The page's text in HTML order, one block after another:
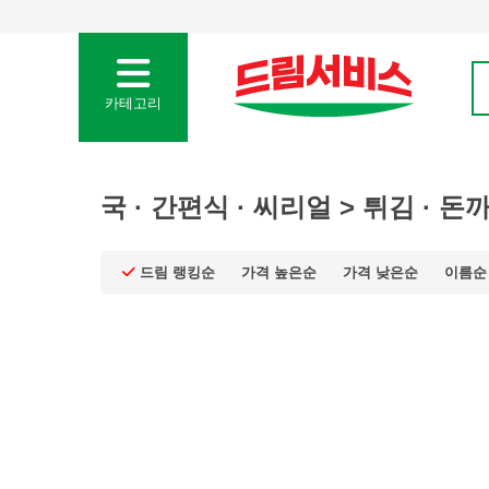
카테고리
국 · 간편식 · 씨리얼 > 튀김 · 돈
드림 랭킹순 가격 높은순 가격 낮은순 이름순